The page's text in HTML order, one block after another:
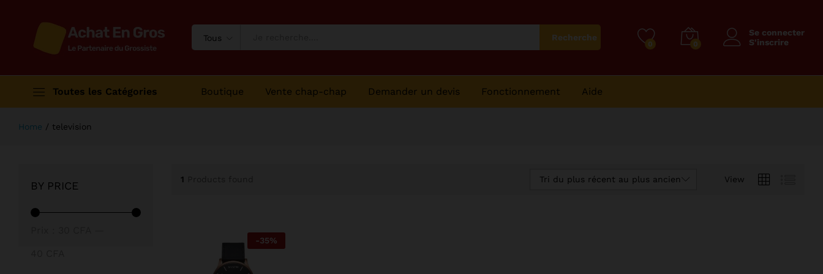
Tous Recherche
0 0
Se connecter
S'inscrire
Toutes les Catégories Boutique Vente chap-chap Demander un devis Fonctionnement Aide
Home / television
1 View
Tri du plus récent au plus ancien
-35%
BY PRICE